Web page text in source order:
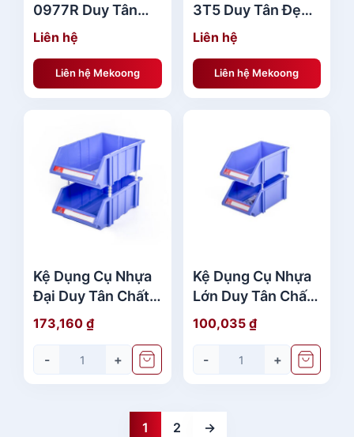
0977R Duy Tân
Giá Rẻ
Liên hệ
Liên hệ Mekoong
3T5 Duy Tân Đẹp
Giá Rẻ
Liên hệ
Liên hệ Mekoong
Kệ Dụng Cụ Nhựa
Đại Duy Tân Chất
Lượng
173,160 ₫
- +
Kệ Dụng Cụ Nhựa
Lớn Duy Tân Chất
Lượng
100,035 ₫
- +
1 2 →